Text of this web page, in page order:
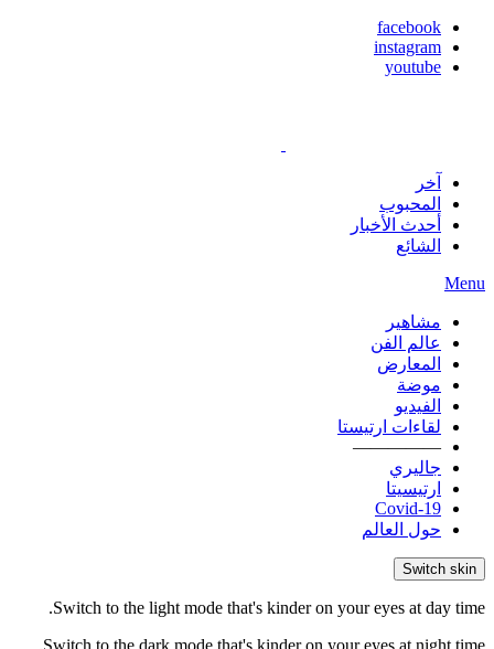
facebook
instagram
youtube
آخر
المحبوب
أحدث الأخبار
الشائع
Menu
مشاهير
عالم الفن
المعارض
موضة
الفيديو
لقاءات ارتيستا
—————
جاليري
ارتيسيتا
Covid-19
حول العالم
Switch skin
Switch to the light mode that's kinder on your eyes at day time.
Switch to the dark mode that's kinder on your eyes at night time.